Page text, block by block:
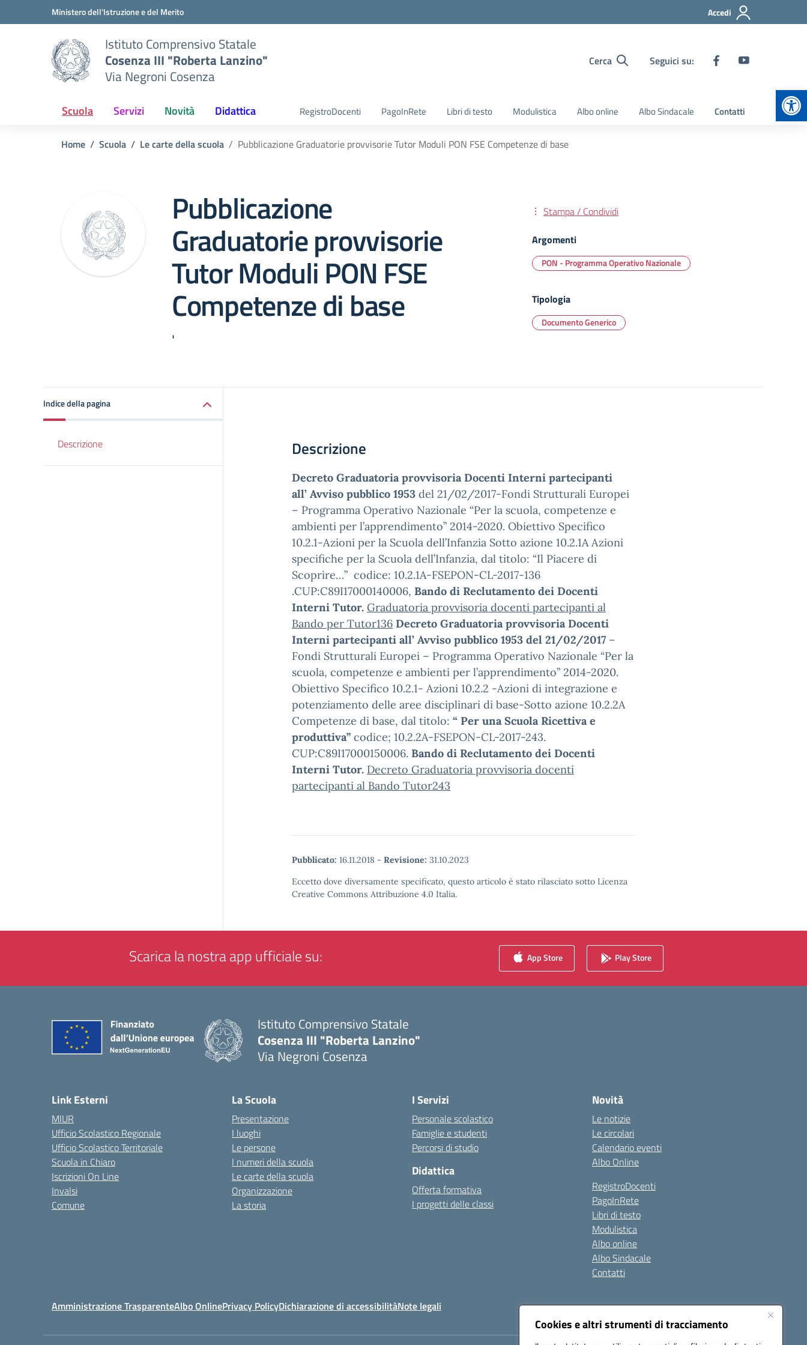
Cookies e altri strumenti di tracciamento
Vai ai contenuti
Vai al menu di navigazioneMinistero dell'Istruzione e del Merito Accedi
Istituto Comprensivo Statale
Cosenza III "Roberta Lanzino"
Via Negroni Cosenza
Cerca Seguici su:
Scuola Servizi Novità Didattica RegistroDocenti PagoInRete Libri di testo Modulistica Albo online Albo Sindacale Contatti
Home Scuola Le carte della scuola Pubblicazione Graduatorie provvisorie Tutor Moduli PON FSE Competenze di base
Pubblicazione
Graduatorie provvisorie
Tutor Moduli PON FSE
Competenze di base
'
Stampa / Condividi
Argomenti
PON - Programma Operativo Nazionale
Tipologia
Documento Generico
Indice della pagina
Descrizione Descrizione
Decreto Graduatoria provvisoria Docenti Interni partecipanti
all’ Avviso pubblico 1953 del 21/02/2017-Fondi Strutturali Europei
– Programma Operativo Nazionale “Per la scuola, competenze e
ambienti per l’apprendimento” 2014-2020. Obiettivo Specifico
10.2.1-Azioni per la Scuola dell’Infanzia Sotto azione 10.2.1A Azioni
specifiche per la Scuola dell’Infanzia, dal titolo: “Il Piacere di
Scoprire…” codice: 10.2.1A-FSEPON-CL-2017-136
.CUP:C89I17000140006, Bando di Reclutamento dei Docenti
Interni Tutor. Graduatoria provvisoria docenti partecipanti al
Bando per Tutor136 Decreto Graduatoria provvisoria Docenti
Interni partecipanti all’ Avviso pubblico 1953 del 21/02/2017 –
Fondi Strutturali Europei – Programma Operativo Nazionale “Per la
scuola, competenze e ambienti per l’apprendimento” 2014-2020.
Obiettivo Specifico 10.2.1- Azioni 10.2.2 -Azioni di integrazione e
potenziamento delle aree disciplinari di base-Sotto azione 10.2.2A
Competenze di base, dal titolo: “ Per una Scuola Ricettiva e
produttiva” codice; 10.2.2A-FSEPON-CL-2017-243.
CUP:C89I17000150006. Bando di Reclutamento dei Docenti
Interni Tutor. Decreto Graduatoria provvisoria docenti
partecipanti al Bando Tutor243
Pubblicato: 16.11.2018 - Revisione: 31.10.2023
Eccetto dove diversamente specificato, questo articolo è stato rilasciato sotto Licenza
Creative Commons Attribuzione 4.0 Italia.
Scarica la nostra app ufficiale su: App Store Play Store
Istituto Comprensivo Statale
Cosenza III "Roberta Lanzino"
Via Negroni Cosenza
Link Esterni
MIUR
Ufficio Scolastico Regionale
Ufficio Scolastico Territoriale
Scuola in Chiaro
Iscrizioni On Line
Invalsi
Comune
La Scuola
Presentazione
I luoghi
Le persone
I numeri della scuola
Le carte della scuola
Organizzazione
La storia
I Servizi
Personale scolastico
Famiglie e studenti
Percorsi di studio
Didattica
Offerta formativa
I progetti delle classi
Novità
Le notizie
Le circolari
Calendario eventi
Albo Online
RegistroDocenti
PagoInRete
Libri di testo
Modulistica
Albo online
Albo Sindacale
Contatti
Amministrazione TrasparenteAlbo OnlinePrivacy PolicyDichiarazione di accessibilitàNote legali